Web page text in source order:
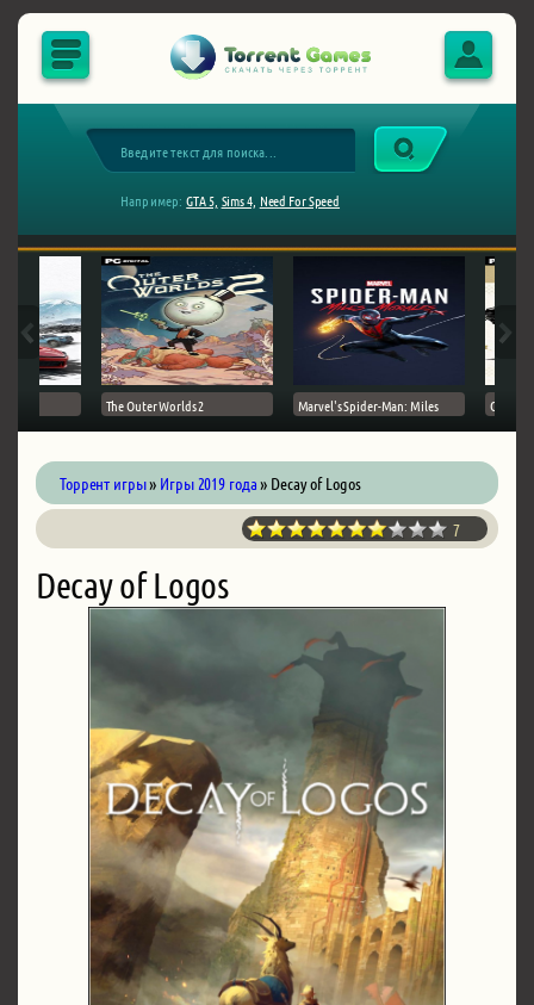
Например: GTA 5, Sims 4, Need For Speed
The Outer Worlds 2 Marvel's Spider-Man: Miles Ghost
Торрент игры» Игры 2019 года» Decay of Logos
7
Decay of Logos